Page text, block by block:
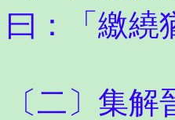
曰：「繳繞
〔二〕集